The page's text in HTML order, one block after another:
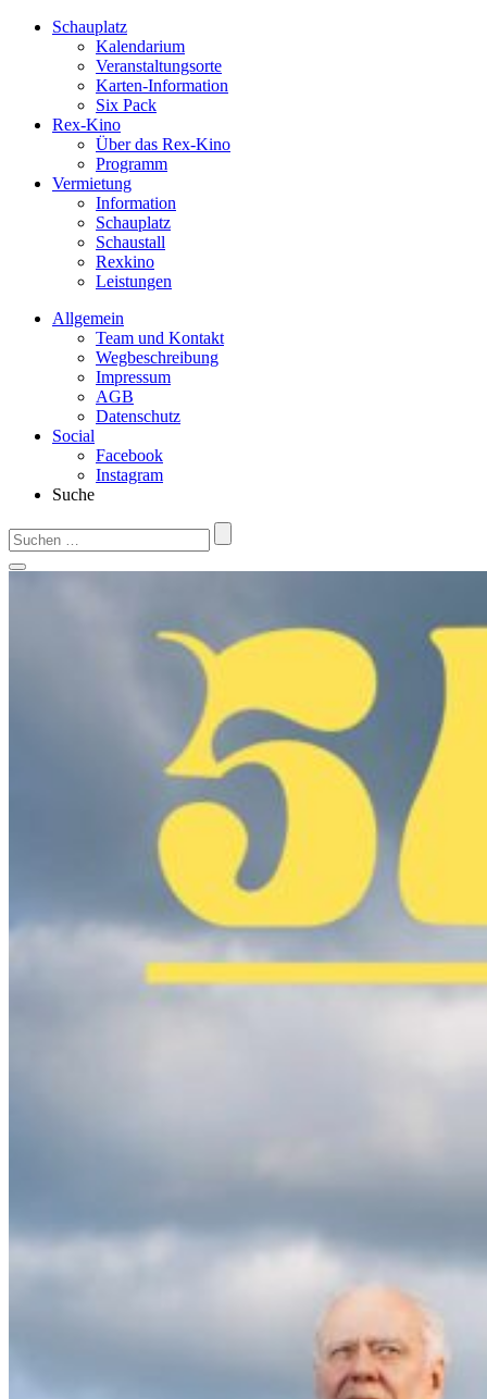
Schauplatz
Kalendarium
Veranstaltungsorte
Karten-Information
Six Pack
Rex-Kino
Über das Rex-Kino
Programm
Vermietung
Information
Schauplatz
Schaustall
Rexkino
Leistungen
Allgemein
Team und Kontakt
Wegbeschreibung
Impressum
AGB
Datenschutz
Social
Facebook
Instagram
Suche
Suchen
nach: